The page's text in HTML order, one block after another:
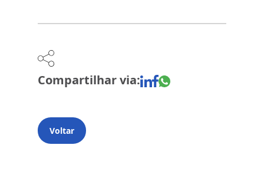
Compartilhar via:
Voltar